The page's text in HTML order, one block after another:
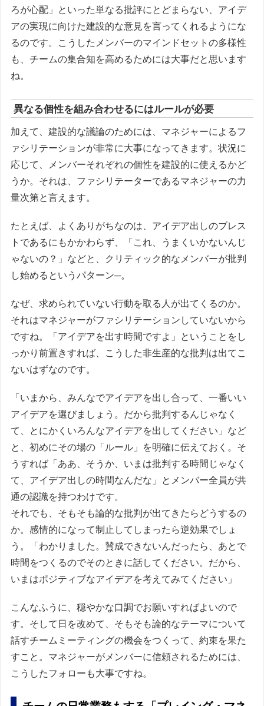
ろが心配」といった単なる批評にとどまらない、アイデ
アの実現に向けた建設的な意見を言ってくれるようにな
るのです。こうしたメンバーのマインドセットの多様性
も、チームの集合知を高めるためには大事だと思います
ね。
異なる個性を組み合わせるにはルールが必要
加えて、建設的な議論のためには、マネジャーによるフ
ァシリテーションが非常に大事になってきます。状況に
応じて、メンバーそれぞれの個性を建設的に使えるかど
うか。それは、ファシリテーターであるマネジャーの力
量次第と言えます。
たとえば、よくありがちなのは、アイデア出しのブレス
トであるにもかかわらず、「これ、うまくいかないんじ
ゃないの？」などと、クリティック的なメンバーが批判
し始めるというパターン─。
なぜ、求められていない行動を取る人が出てくるのか。
それはマネジャーがファシリテーションしていないから
ですね。「アイデアを出す時間ですよ」ということをし
っかり前置きすれば、こうした非生産的な批判は出てこ
ないはずなのです。
「いまから、みんなでアイデアを出し合って、一番いい
アイデアを選びましょう。だから批判するんじゃなく
て、とにかくいろんなアイデアを出してください」など
と、初めにその場の「ルール」を明確に伝えておく。そ
うすれば「ああ、そうか、いまは批判する時間じゃなく
て、アイデア出しの時間なんだな」とメンバー全員が共
通の認識を持つわけです。
それでも、そもそも論的な批判が出てきたらどうするの
か。感情的になって制止してしまったら逆効果でしょ
う。「わかりました。賛成できないんだったら、あとで
時間をつくるのでそのときに話してください。だから、
いまはポジティブなアイデアを考えてみてください」
こんなふうに、穏やかな口調でお願いすればよいので
す。そして日を改めて、そもそも論的なテーマについて
話すチームミーティングの機会をつくって、約束を果た
すこと。マネジャーがメンバーに信頼されるためには、
こうしたフォローも大事ですね。